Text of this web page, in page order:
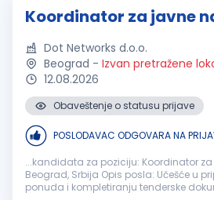
Koordinator za javne
Dot Networks d.o.o.
Beograd - Izvan pretražene
12.08.2026
Obaveštenje o statusu prijave
POSLODAVAC ODGOVARA NA
...kandidata za poziciju: Koordinator
Beograd, Srbija Opis posla: Učešće u pripremi tenderskih
ponuda i kompletiranju tenderske